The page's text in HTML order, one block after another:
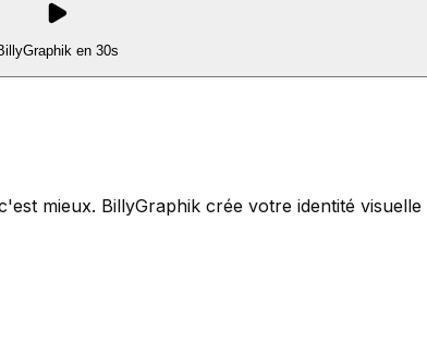
en 30s
mieux. BillyGraphik crée votre identité visuelle